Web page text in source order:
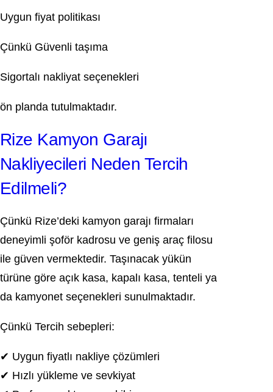
Uygun fiyat politikası
Çünkü Güvenli taşıma
Sigortalı nakliyat seçenekleri
ön planda tutulmaktadır.
Rize Kamyon Garajı
Nakliyecileri Neden Tercih
Edilmeli?
Çünkü Rize’deki kamyon garajı firmaları
deneyimli şoför kadrosu ve geniş araç filosu
ile güven vermektedir. Taşınacak yükün
türüne göre açık kasa, kapalı kasa, tenteli ya
da kamyonet seçenekleri sunulmaktadır.
Çünkü Tercih sebepleri:
✔ Uygun fiyatlı nakliye çözümleri
✔ Hızlı yükleme ve sevkiyat